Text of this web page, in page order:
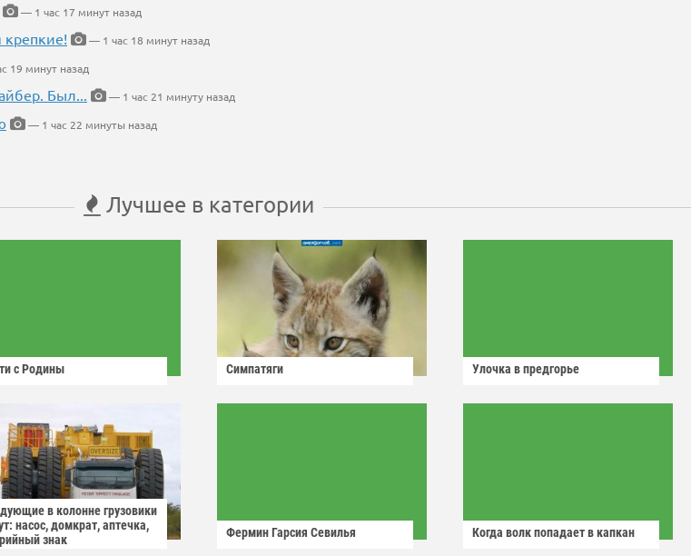
— 1 час 17 минут назад
крепкие!
— 1 час 18 минут назад
19 минут назад
Был...
— 1 час 21 минуту назад
— 1 час 22 минуты назад
Лучшее в категории
с Родины Симпатяги Улочка в предгорье
в колонне грузовики
насос, домкрат, аптечка,
знак
Фермин Гарсия Севилья Когда волк попадает в капкан